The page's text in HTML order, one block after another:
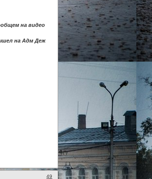
на видео
на Адм Деж
49